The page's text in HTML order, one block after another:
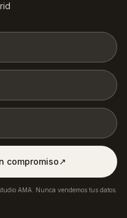
compromiso↗︎
AMA. Nunca vendemos tus datos.